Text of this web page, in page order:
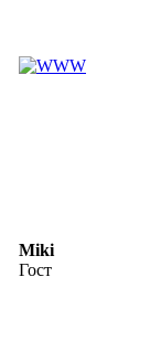
Miki
Гост